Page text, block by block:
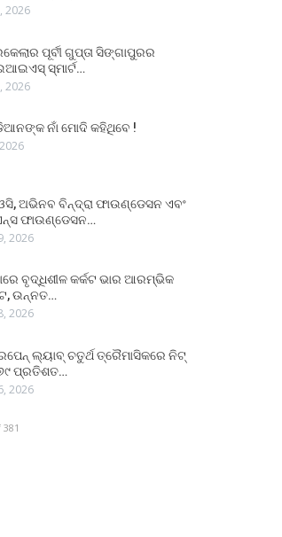
2026
ପୂର୍ବୀ ଗୁପ୍ତା ସିଙ୍ଗାପୁରର
ସ୍ମାର୍ଟ…
2026
ନାଁ ମୋଦି କହିଥିବେ !
ଅଭିନବ ବିନ୍ଦ୍ରା ଫାଉଣ୍ଡେସନ ଏବଂ
ଫାଉଣ୍ଡେସନ…
2026
ବୃଦ୍ଧିଶୀଳ କର୍କଟ ଭାର ଆରମ୍ଭିକ
ଉନ୍ନତ…
2026
ଲ୍ୟାବ୍ ଚତୁର୍ଥ ତ୍ରୈମାସିକରେ ନିଟ୍
ପ୍ରତିଶତ…
2026
381